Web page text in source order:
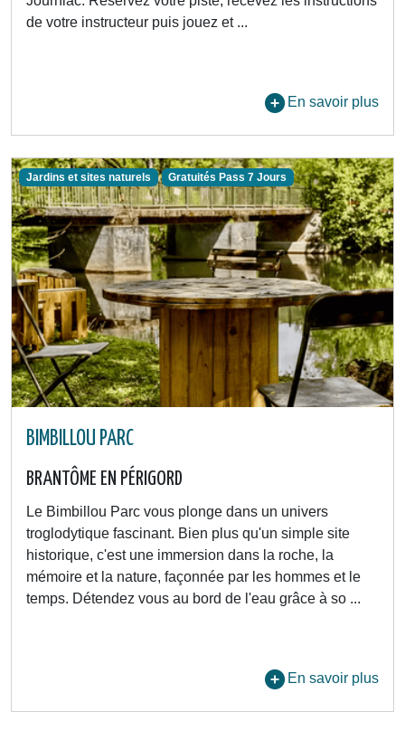
de votre instructeur puis jouez et ...
En savoir plus
Jardins et sites naturels Gratuités Pass 7 Jours
BIMBILLOU PARC
BRANTÔME EN PÉRIGORD
Le Bimbillou Parc vous plonge dans un univers
troglodytique fascinant. Bien plus qu'un simple site
historique, c'est une immersion dans la roche, la
mémoire et la nature, façonnée par les hommes et le
temps. Détendez vous au bord de l'eau grâce à so ...
En savoir plus